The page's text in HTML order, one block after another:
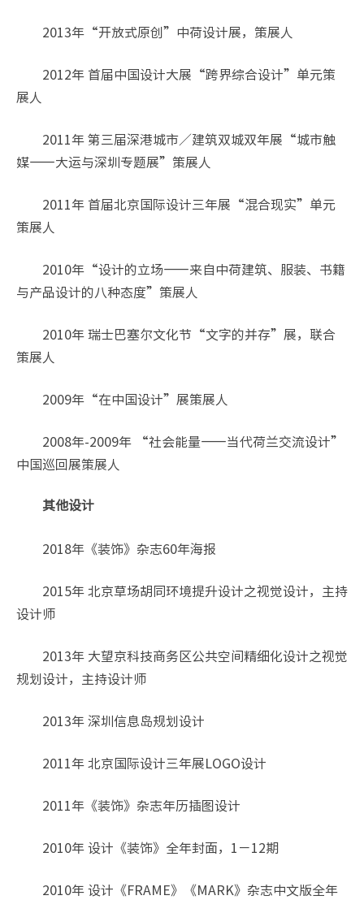
2013年“开放式原创”中荷设计展，策展人
2012年 首届中国设计大展“跨界综合设计”单元策
展人
2011年 第三届深港城市／建筑双城双年展“城市触
媒——大运与深圳专题展”策展人
2011年 首届北京国际设计三年展“混合现实”单元
策展人
2010年“设计的立场——来自中荷建筑、服装、书籍
与产品设计的八种态度”策展人
2010年 瑞士巴塞尔文化节“文字的并存”展，联合
策展人
2009年“在中国设计”展策展人
2008年-2009年 “社会能量——当代荷兰交流设计”
中国巡回展策展人
其他设计
2018年《装饰》杂志60年海报
2015年 北京草场胡同环境提升设计之视觉设计，主持
设计师
2013年 大望京科技商务区公共空间精细化设计之视觉
规划设计，主持设计师
2013年 深圳信息岛规划设计
2011年 北京国际设计三年展LOGO设计
2011年《装饰》杂志年历插图设计
2010年 设计《装饰》全年封面，1－12期
2010年 设计《FRAME》《MARK》杂志中文版全年